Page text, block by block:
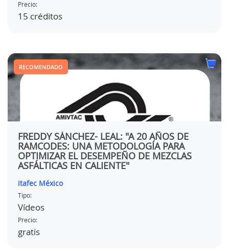
Precio:
15 créditos
RECOMENDADO
FREDDY SÁNCHEZ- LEAL: "A 20 AÑOS DE
RAMCODES: UNA METODOLOGÍA PARA
OPTIMIZAR EL DESEMPEÑO DE MEZCLAS
ASFÁLTICAS EN CALIENTE"
itafec México
Tipo:
Vídeos
Precio:
gratis